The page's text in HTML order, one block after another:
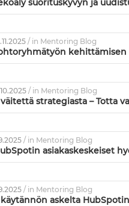
/ in Mentoring Blog
/ in Mentoring Blog
väitettä strategiasta – Totta
/ in Mentoring Blog
asiakaskeskeiset
/ in Mentoring Blog